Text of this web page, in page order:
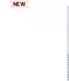
NEW